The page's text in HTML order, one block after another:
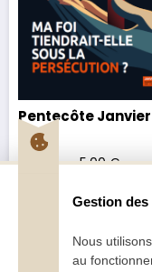
Pentecôte Janvier
2025
– 5,00€
Gestion des
Nous
au